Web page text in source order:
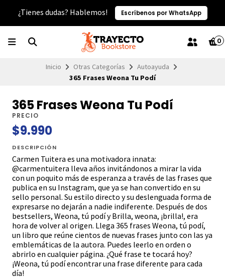
¿Tienes dudas? Hablemos! Escríbenos por WhatsApp
0
Inicio Otras Categorías
Autoayuda
365 Frases Weona Tu Podí
365 Frases Weona Tu Podí
PRECIO
$9.990
DESCRIPCIÓN
Carmen Tuitera es una motivadora innata:
@carmentuitera lleva años invitándonos a mirar la vida
con un poquito más de esperanza a través de las frases que
publica en su Instagram, que ya se han convertido en su
sello personal. Su estilo directo y su deslenguada forma de
expresarse no dejarán a nadie indiferente. Después de dos
bestsellers, Weona, tú podí y Brilla, weona, ¡brilla!, era
hora de volver al origen. Llega 365 frases Weona, tú podí,
un libro que reúne cientos de nuevas frases junto con las ya
emblemáticas de la autora. Puedes leerlo en orden o
abrirlo en cualquier página. ¿Qué frase te tocará hoy?
¡Weona, tú podí encontrar una frase diferente para cada
día!